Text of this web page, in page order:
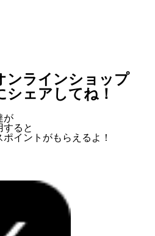
ンラインショップ
ェアしてね！
が
すると
ポイント がもらえるよ！